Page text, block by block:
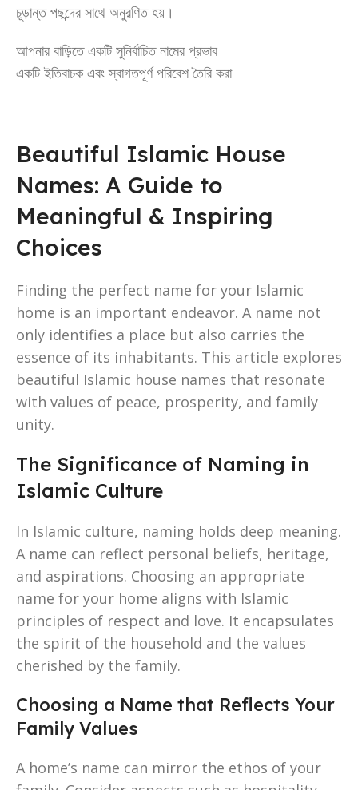
চূড়ান্ত পছন্দের সাথে অনুরণিত হয়।
আপনার বাড়িতে একটি সুনির্বাচিত নামের প্রভাব
একটি ইতিবাচক এবং স্বাগতপূর্ণ পরিবেশ তৈরি করা
Beautiful Islamic House
Names: A Guide to
Meaningful & Inspiring
Choices
Finding the perfect name for your Islamic
home is an important endeavor. A name not
only identifies a place but also carries the
essence of its inhabitants. This article explores
beautiful Islamic house names that resonate
with values of peace, prosperity, and family
unity.
The Significance of Naming in
Islamic Culture
In Islamic culture, naming holds deep meaning.
A name can reflect personal beliefs, heritage,
and aspirations. Choosing an appropriate
name for your home aligns with Islamic
principles of respect and love. It encapsulates
the spirit of the household and the values
cherished by the family.
Choosing a Name that Reflects Your
Family Values
A home’s name can mirror the ethos of your